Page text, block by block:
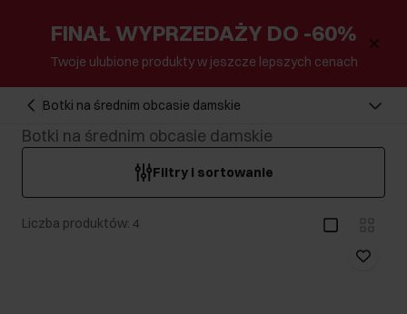
FINAŁ WYPRZEDAŻY DO -60%
Twoje ulubione produkty w jeszcze lepszych cenach
Botki na średnim obcasie damskie
Botki na średnim obcasie damskie
Filtry i sortowanie
Liczba produktów: 4